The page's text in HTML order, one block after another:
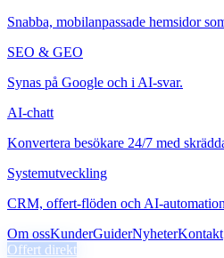
Snabba, mobilanpassade hemsidor
SEO & GEO
Synas på Google och i AI-svar.
AI-chatt
Konvertera besökare 24/7 med
Systemutveckling
CRM, offert-flöden och AI-
Om ossKunderGuiderNyheterKontakt
Offert direkt